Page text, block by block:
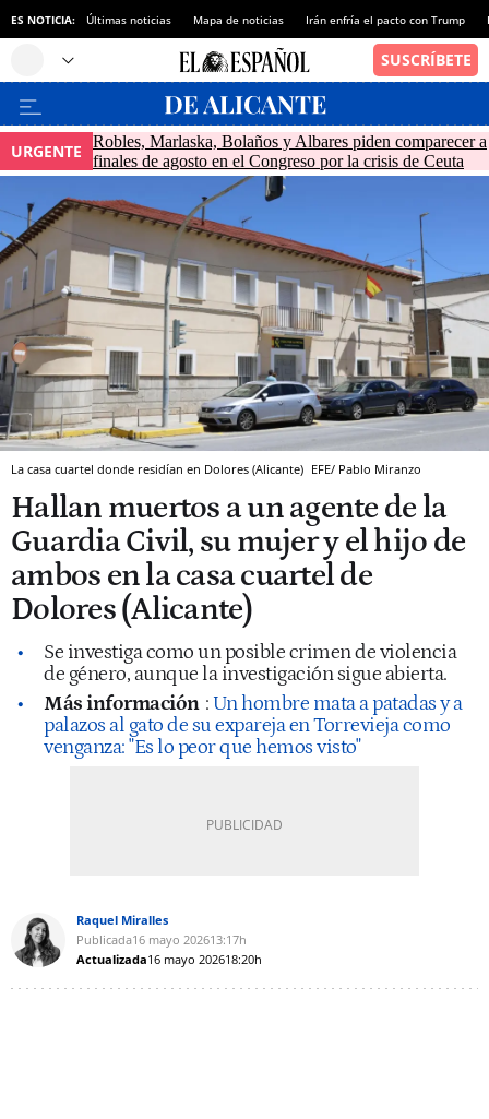
ES NOTICIA: Últimas noticias Mapa de noticias Irán enfría el pacto con Trump
URGENTE
Robles, Marlaska, Bolaños y Albares piden comparecer a
finales de agosto en el Congreso por la crisis de Ceuta
La casa cuartel donde residían en Dolores (Alicante) EFE/ Pablo Miranzo
Hallan muertos a un agente de la
Guardia Civil, su mujer y el hijo de
ambos en la casa cuartel de
Dolores (Alicante)
Se investiga como un posible crimen de violencia
de género, aunque la investigación sigue abierta.
Más información : Un hombre mata a patadas y a
palazos al gato de su expareja en Torrevieja como
venganza: "Es lo peor que hemos visto"
Raquel Miralles
Publicada16 mayo 202613:17h
Actualizada16 mayo 202618:20h